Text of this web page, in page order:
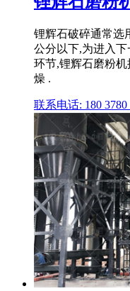
锂辉石破碎通常选
公分以下,为进入
环节,锂辉石磨粉
燥 .
联系电话: 180 3780